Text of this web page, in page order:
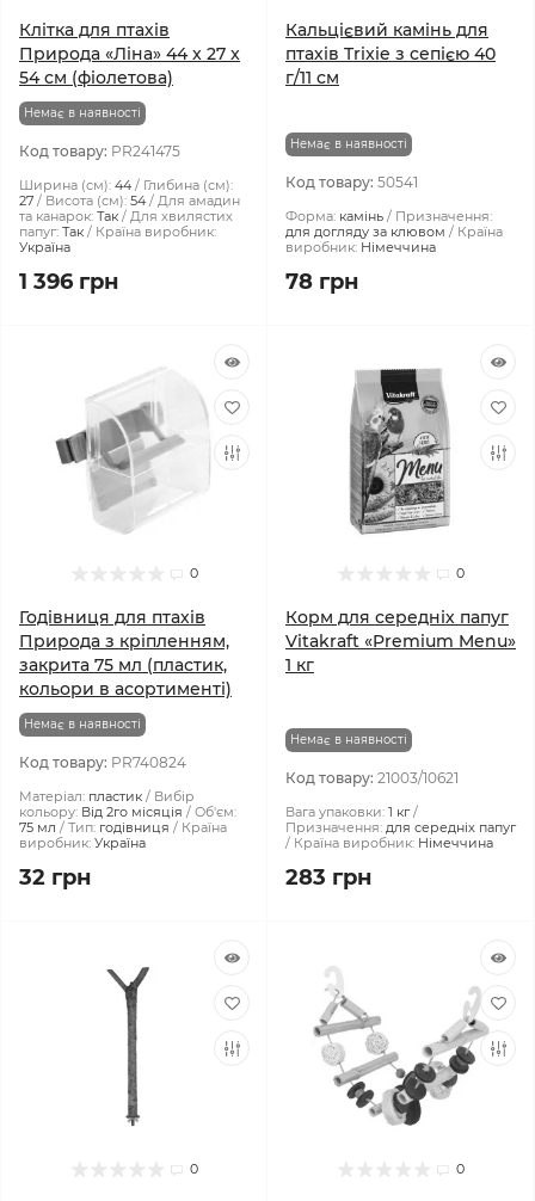
Клітка для птахів
Природа «Ліна» 44 x 27 x
54 см (фіолетова)
Немає в наявності
Код товару: PR241475
Ширина (см): 44
Глибина (см):
27
Висота (см): 54
Для амадин
та канарок: Так
Для хвилястих
папуг: Так
Країна виробник:
Україна
1 396 грн
Кальцієвий камінь для
птахів Trixie з сепією 40
г/11 см
Немає в наявності
Код товару: 50541
Форма: камінь
Призначення:
для догляду за клювом
Країна
виробник: Німеччина
78 грн
0
Годівниця для птахів
Природа з кріпленням,
закрита 75 мл (пластик,
кольори в асортименті)
Немає в наявності
Код товару: PR740824
Матеріал: пластик
Вибір
кольору: Від 2го місяція
Об'єм:
75 мл
Тип: годівниця
Країна
виробник: Україна
32 грн
0
Корм для середніх папуг
Vitakraft «Premium Menu»
1 кг
Немає в наявності
Код товару: 21003/10621
Вага упаковки: 1 кг
Призначення: для середніх папуг
Країна виробник: Німеччина
283 грн
0 0